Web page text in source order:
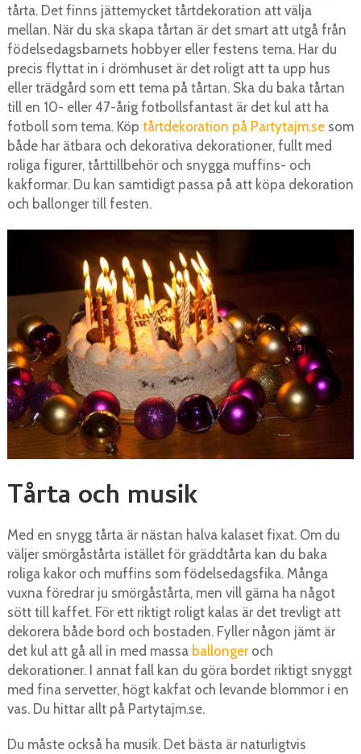
tårta. Det finns jättemycket tårtdekoration att välja
mellan. När du ska skapa tårtan är det smart att utgå från
födelsedagsbarnets hobbyer eller festens tema. Har du
precis flyttat in i drömhuset är det roligt att ta upp hus
eller trädgård som ett tema på tårtan. Ska du baka tårtan
till en 10- eller 47-årig fotbollsfantast är det kul att ha
fotboll som tema. Köp tårtdekoration på Partytajm.sesom
både har ätbara och dekorativa dekorationer, fullt med
roliga figurer, tårttillbehör och snygga muffins- och
kakformar. Du kan samtidigt passa på att köpa dekoration
och ballonger till festen.
Tårta och musik
Med en snygg tårta är nästan halva kalaset fixat. Om du
väljer smörgåstårta istället för gräddtårta kan du baka
roliga kakor och muffins som födelsedagsfika. Många
vuxna föredrar ju smörgåstårta, men vill gärna ha något
sött till kaffet. För ett riktigt roligt kalas är det trevligt att
dekorera både bord och bostaden. Fyller någon jämt är
det kul att gå all in med massa ballongeroch
dekorationer. I annat fall kan du göra bordet riktigt snyggt
med fina servetter, högt kakfat och levande blommor i en
vas. Du hittar allt på Partytajm.se.
Du måste också ha musik. Det bästa är naturligtvis